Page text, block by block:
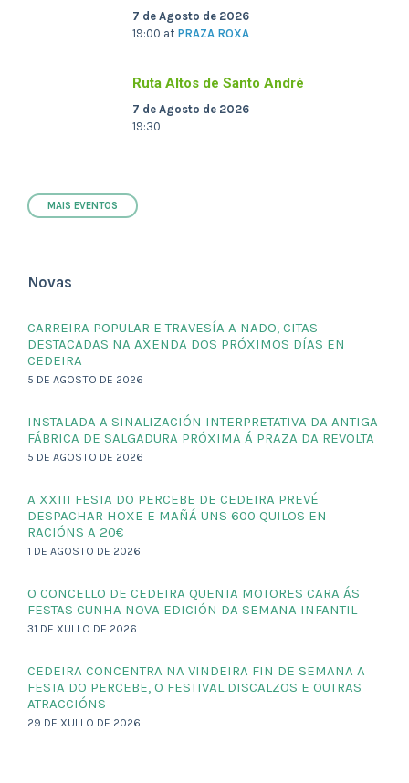
7 de Agosto de 2026
19:00 at PRAZA ROXA
Ruta Altos de Santo André
7 de Agosto de 2026
19:30
MAIS EVENTOS
Novas
CARREIRA POPULAR E TRAVESÍA A NADO, CITAS
DESTACADAS NA AXENDA DOS PRÓXIMOS DÍAS EN
CEDEIRA
5 DE AGOSTO DE 2026
INSTALADA A SINALIZACIÓN INTERPRETATIVA DA ANTIGA
FÁBRICA DE SALGADURA PRÓXIMA Á PRAZA DA REVOLTA
5 DE AGOSTO DE 2026
A XXIII FESTA DO PERCEBE DE CEDEIRA PREVÉ
DESPACHAR HOXE E MAÑÁ UNS 600 QUILOS EN
RACIÓNS A 20€
1 DE AGOSTO DE 2026
O CONCELLO DE CEDEIRA QUENTA MOTORES CARA ÁS
FESTAS CUNHA NOVA EDICIÓN DA SEMANA INFANTIL
31 DE XULLO DE 2026
CEDEIRA CONCENTRA NA VINDEIRA FIN DE SEMANA A
FESTA DO PERCEBE, O FESTIVAL DISCALZOS E OUTRAS
ATRACCIÓNS
29 DE XULLO DE 2026